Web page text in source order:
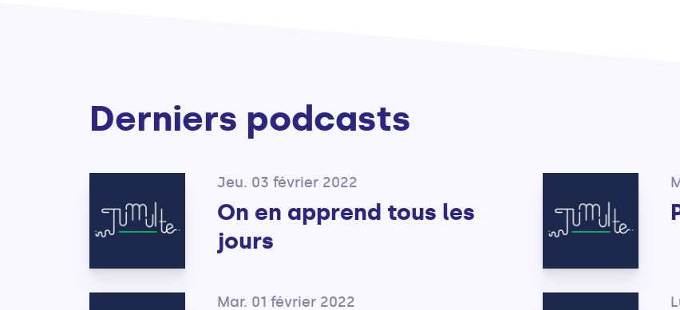
Derniers podcasts
Jeu. 03 février 2022
On en apprend tous les
jours
Mar. 01 février 2022